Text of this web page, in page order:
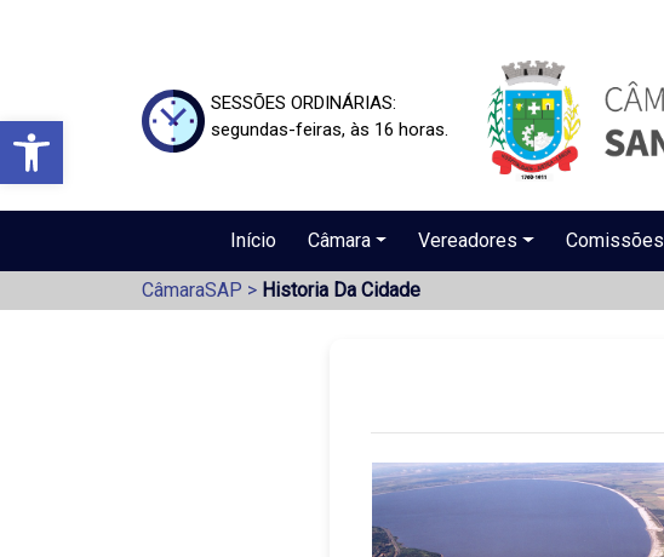
Barra de Ferramentas Aberta
SESSÕES ORDINÁRIAS:
segundas-feiras, às 16 horas.
Início Câmara Vereadores Comissões
CâmaraSAP > Historia Da Cidade